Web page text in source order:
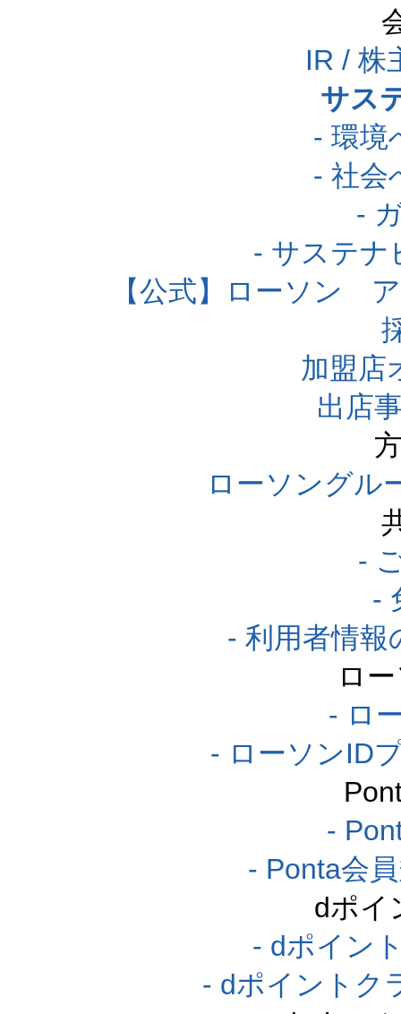
IR / 株
サス
- 環境
- 社会
-
- サステナ
【公式】ローソン
加盟店
出店
ローソングル
-
-
- 利用者情報
ロ
- ロ
- ローソンID
-
- Ponta会
dポイ
- dポイン
- dポイントク